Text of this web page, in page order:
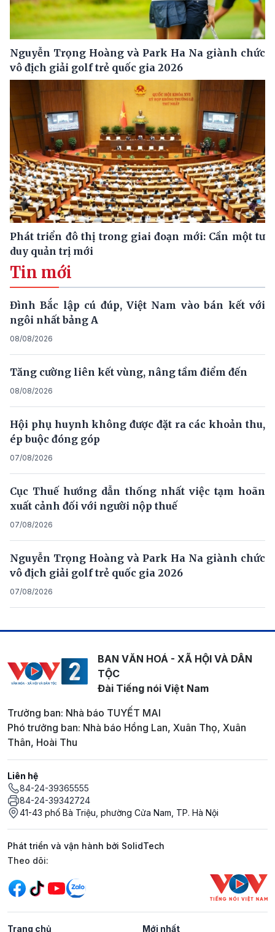
Nguyễn Trọng Hoàng và Park Ha Na giành chức
vô địch giải golf trẻ quốc gia 2026
Phát triển đô thị trong giai đoạn mới: Cần một tư
duy quản trị mới
Tin mới
Đình Bắc lập cú đúp, Việt Nam vào bán kết với
ngôi nhất bảng A
08/08/2026
Tăng cường liên kết vùng, nâng tầm điểm đến
08/08/2026
Hội phụ huynh không được đặt ra các khoản thu,
ép buộc đóng góp
07/08/2026
Cục Thuế hướng dẫn thống nhất việc tạm hoãn
xuất cảnh đối với người nộp thuế
07/08/2026
Nguyễn Trọng Hoàng và Park Ha Na giành chức
vô địch giải golf trẻ quốc gia 2026
07/08/2026
BAN VĂN HOÁ - XÃ HỘI VÀ DÂN
TỘC
Đài Tiếng nói Việt Nam
Trưởng ban: Nhà báo TUYẾT MAI
Phó trưởng ban: Nhà báo Hồng Lan, Xuân Thọ, Xuân
Thân, Hoài Thu
Liên hệ
84-24-39365555
84-24-39342724
41-43 phố Bà Triệu, phường Cửa Nam, TP. Hà Nội
Phát triển và vận hành bởi SolidTech
Mạng xã hội
Theo dõi:
Trang chủ Mới nhất